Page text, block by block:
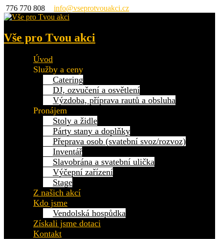
776 770 808 info@vseprotvouakci.cz
Vše pro Tvou akci
Úvod
Služby a ceny
Catering
DJ, ozvučení a osvětlení
Výzdoba, příprava rautů a obsluha
Pronájem
Stoly a židle
Párty stany a doplňky
Přeprava osob (svatební svoz/rozvoz)
Inventář
Slavobrána a svatební ulička
Výčepní zařízení
Stage
Z našich akcí
Kdo jsme
Vendolská hospůdka
Získali jsme dotaci
Kontakt